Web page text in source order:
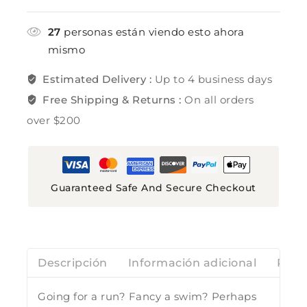
27 personas están viendo esto ahora
mismo
Estimated Delivery : Up to 4 business days
Free Shipping & Returns :On all orders
over $200
Guaranteed Safe And Secure Checkout
Descripción Información adicional
Going for a run? Fancy a swim? Perhaps